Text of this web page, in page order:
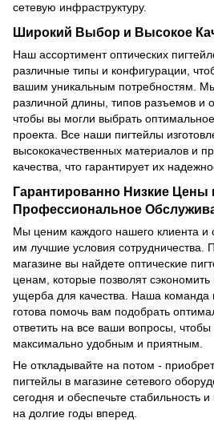
сетевую инфраструктуру.
Широкий Выбор и Высокое
Наш ассортимент оптических
различные типы и конфигурации,
вашим уникальным потребностям.
различной длины, типов разъемов и
чтобы вы могли выбрать
проекта. Все наши пигтейлы
высококачественных материалов и
качества, что гарантирует их
Гарантированно Низкие Цены
Профессиональное
Мы ценим каждого нашего клиента и
им лучшие условия сотрудничества.
магазине вы найдете оптические
ценам, которые позволят
ущерба для качества. Наша команда
готова помочь вам подобрать
ответить на все ваши вопросы, чтобы
максимально удобным и приятным.
Не откладывайте на потом -
пигтейлы в магазине сетевого
сегодня и обеспечьте стабильность
на долгие годы вперед.